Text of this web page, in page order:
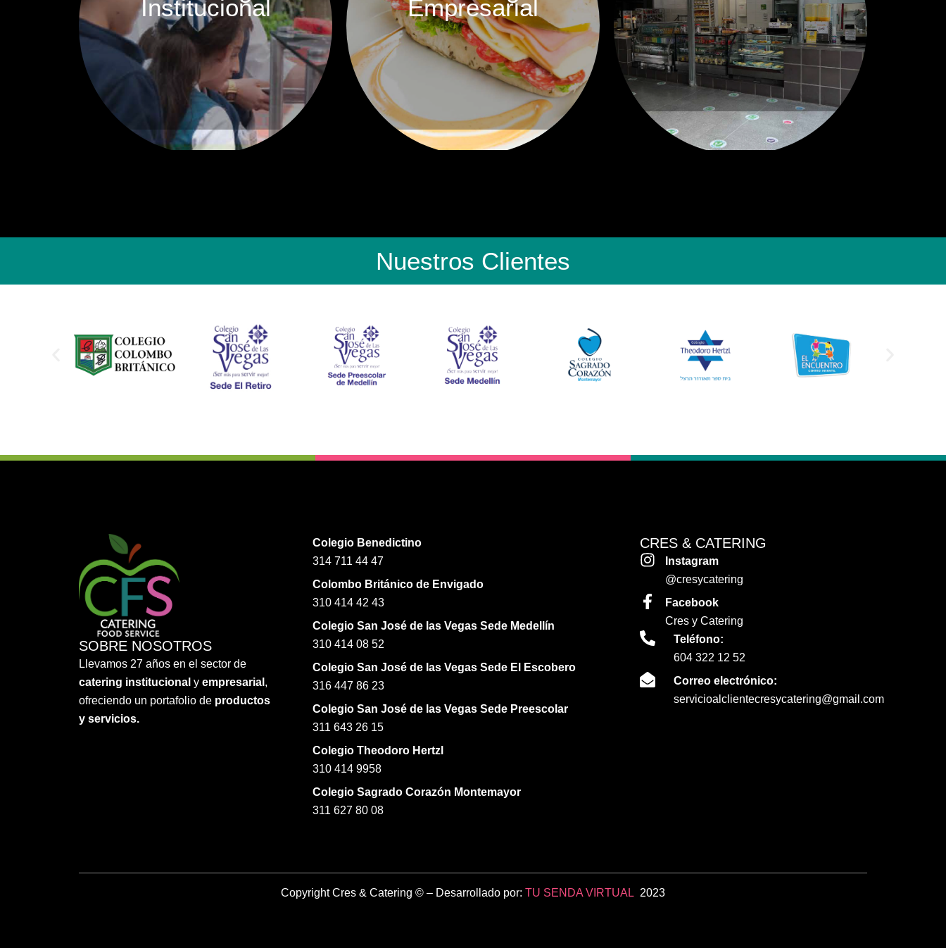
Institucional Empresarial
Nuestros Clientes
SOBRE NOSOTROS
Llevamos 27 años en el sector de
catering institucional y empresarial ,
ofreciendo un portafolio de productos
y servicios.
Colegio Benedictino
314 711 44 47
Colombo Británico de Envigado
310 414 42 43
Colegio San José de las Vegas Sede Medellín
310 414 08 52
Colegio San José de las Vegas Sede El Escobero
316 447 86 23
Colegio San José de las Vegas Sede Preescolar
311 643 26 15
Colegio Theodoro Hertzl
310 414 9958
Colegio Sagrado Corazón Montemayor
311 627 80 08
CRES & CATERING
Instagram
@cresycatering
Facebook
Cres y Catering
Teléfono:
604 322 12 52
Correo electrónico:
servicioalclientecresycatering@gmail.com
Copyright Cres & Catering © – Desarrollado por: TU SENDA VIRTUAL 2023